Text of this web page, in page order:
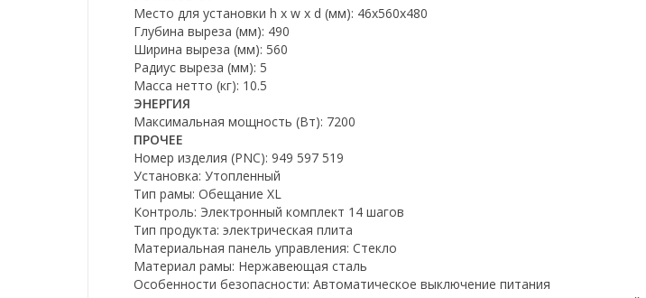
Место для установки h x w x d (мм): 46х560х480
Глубина выреза (мм): 490
Ширина выреза (мм): 560
Радиус выреза (мм): 5
Масса нетто (кг): 10.5
ЭНЕРГИЯ
Максимальная мощность (Вт): 7200
ПРОЧЕЕ
Номер изделия (PNC): 949 597 519
Установка: Утопленный
Тип рамы: Обещание XL
Контроль: Электронный комплект 14 шагов
Тип продукта: электрическая плита
Материальная панель управления: Стекло
Материал рамы: Нержавеющая сталь
Особенности безопасности: Автоматическое выключение питания